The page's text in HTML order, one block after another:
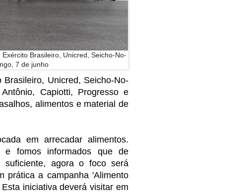
Brasileiro, Unicred, Seicho-No-
7 de junho
Unicred, Seicho-No-
Capiotti, Progresso e
alimentos e material de
em arrecadar alimentos.
e fomos informados que de
suficiente, agora o foco será
prática a campanha 'Alimento
iniciativa deverá visitar em